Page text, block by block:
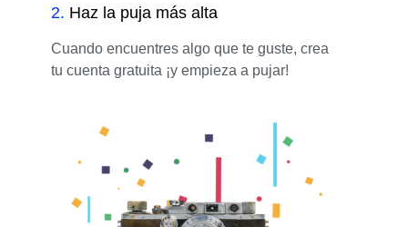
2. Haz la puja más alta
Cuando encuentres algo que te guste, crea
tu cuenta gratuita ¡y empieza a pujar!